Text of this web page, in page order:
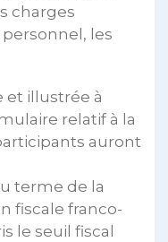
charges
les
et illustrée à
relatif à la
auront
terme de la
fiscale franco-
le seuil fiscal